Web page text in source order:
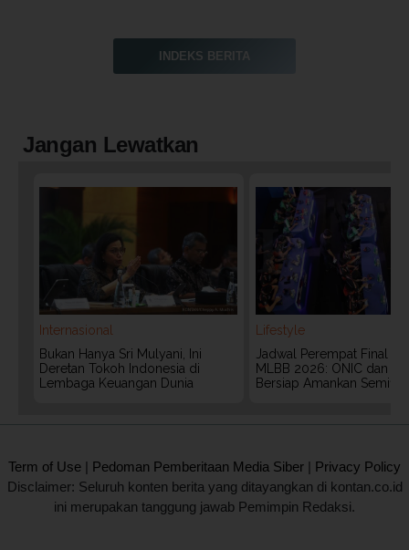
INDEKS BERITA
Jangan Lewatkan
Internasional
Bukan Hanya Sri Mulyani, Ini
Deretan Tokoh Indonesia di
Lembaga Keuangan Dunia
Lifestyle
Jadwal Perempat Final
MLBB 2026: ONIC dan
Bersiap Amankan
Term of Use | Pedoman Pemberitaan Media Siber | Privacy Policy
Disclaimer: Seluruh konten berita yang ditayangkan di kontan.co.id
ini merupakan tanggung jawab Pemimpin Redaksi.